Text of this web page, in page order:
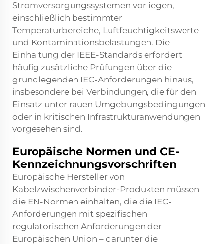
Stromversorgungssystemen vorliegen,
einschließlich bestimmter
Temperaturbereiche, Luftfeuchtigkeitswerte
und Kontaminationsbelastungen. Die
Einhaltung der IEEE-Standards erfordert
häufig zusätzliche Prüfungen über die
grundlegenden IEC-Anforderungen hinaus,
insbesondere bei Verbindungen, die für den
Einsatz unter rauen Umgebungsbedingungen
oder in kritischen Infrastrukturanwendungen
vorgesehen sind.
Europäische Normen und CE-
Kennzeichnungsvorschriften
Europäische Hersteller von
Kabelzwischenverbinder-Produkten müssen
die EN-Normen einhalten, die die IEC-
Anforderungen mit spezifischen
regulatorischen Anforderungen der
Europäischen Union – darunter die